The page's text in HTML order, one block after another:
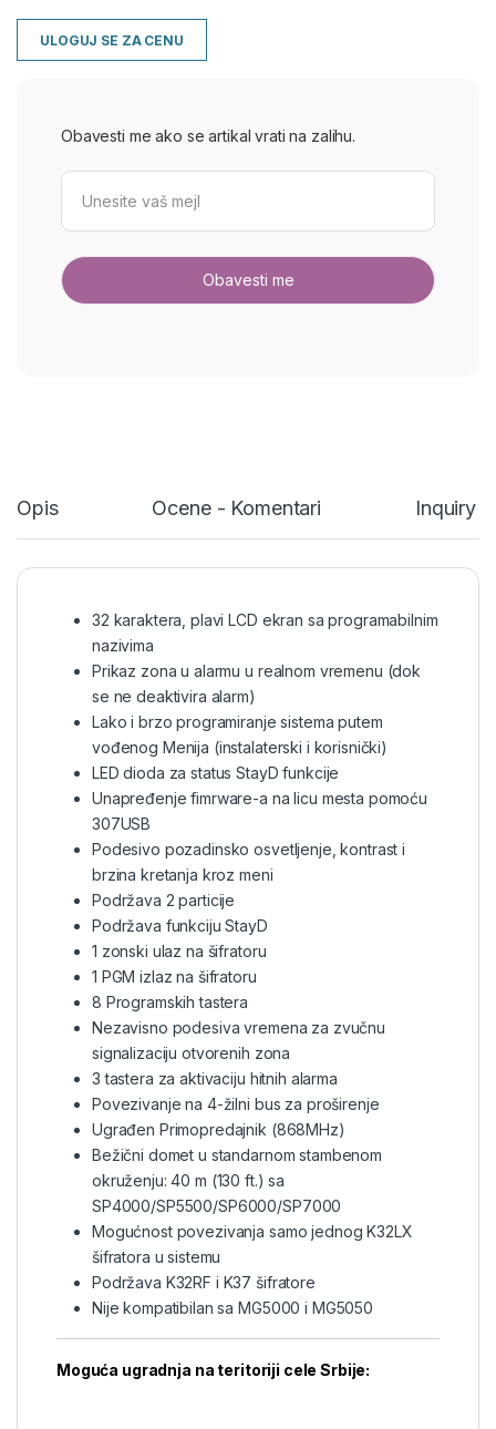
ULOGUJ SE ZA CENU
Obavesti me ako se artikal vrati na zalihu.
Opis Ocene - Komentari Inquiry
32 karaktera, plaviLCD ekran sa programabilnim
nazivima
Prikaz zona u alarmu u realnom vremenu (dok
se ne deaktivira alarm)
Lako i brzo programiranje sistema putem
vođenog Menija (instalaterski i korisnički)
LED dioda za status StayD funkcije
Unapređenje fimrware-a na licu mesta pomoću
307USB
Podesivo pozadinsko osvetljenje, kontrast i
brzina kretanja kroz meni
Podržava 2 particije
Podržava funkciju StayD
1 zonski ulaz na šifratoru
1 PGM izlaz na šifratoru
8 Programskih tastera
Nezavisno podesiva vremena za zvučnu
signalizaciju otvorenih zona
3 tastera za aktivaciju hitnih alarma
Povezivanje na 4-žilni bus za proširenje
Ugrađen Primopredajnik (868MHz)
Bežični domet u standarnom stambenom
okruženju: 40 m (130 ft.) sa
SP4000/SP5500/SP6000/SP7000
Mogućnost povezivanja samo jednog K32LX
šifratora u sistemu
Podržava K32RF i K37 šifratore
Nije kompatibilan sa MG5000 i MG5050
Moguća ugradnja na teritoriji cele Srbije: